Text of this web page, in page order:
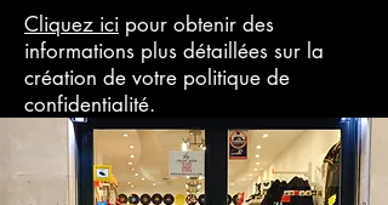
Cliquez ici pour obtenir des
informations plus détaillées sur la
création de votre politique de
confidentialité.